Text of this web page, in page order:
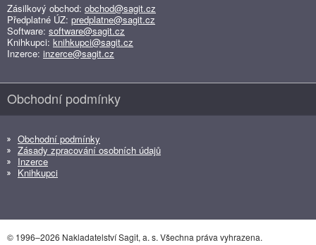
Zásilkový obchod: obchod@sagit.cz
Předplatné ÚZ: predplatne@sagit.cz
Software: software@sagit.cz
Knihkupci: knihkupci@sagit.cz
Inzerce: inzerce@sagit.cz
Obchodní podmínky
Obchodní podmínky
Zásady zpracování osobních údajů
Inzerce
Knihkupci
© 1996–2026 Nakladatelství Sagit, a. s. Všechna práva vyhrazena.